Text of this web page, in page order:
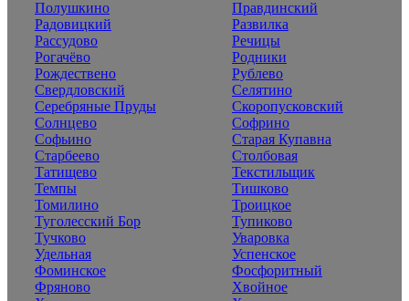
Полушкино
Правдинский
Радовицкий
Развилка
Рассудово
Речицы
Рогачёво
Родники
Рождествено
Рублево
Свердловский
Селятино
Серебряные Пруды
Скоропусковский
Солнцево
Софрино
Софьино
Старая Купавна
Старбеево
Столбовая
Татищево
Текстильщик
Темпы
Тишково
Томилино
Троицкое
Туголесский Бор
Тупиково
Тучково
Уваровка
Удельная
Успенское
Фоминское
Фосфоритный
Фряново
Хвойное